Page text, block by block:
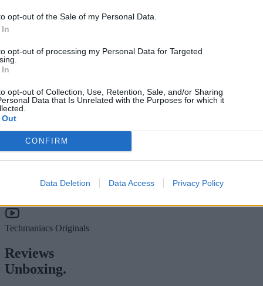
opt-out of the Sale of my Personal Data.
opt-out of processing my Personal Data for Targeted
opt-out of Collection, Use, Retention, Sale, and/or Sharing
Data that Is Unrelated with the Purposes for which it
CONFIRM
Data Deletion Data Access Privacy Policy
Science
Brown University: Να γιατί διαστέλλονται οι κόρες
των ματιών όταν κάτι μας αιφνιδιάζει
Techmaniacs Originals
Reviews
Unboxing.